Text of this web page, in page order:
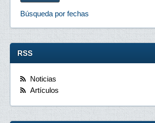
Búsqueda por fechas
RSS
Noticias
Artículos